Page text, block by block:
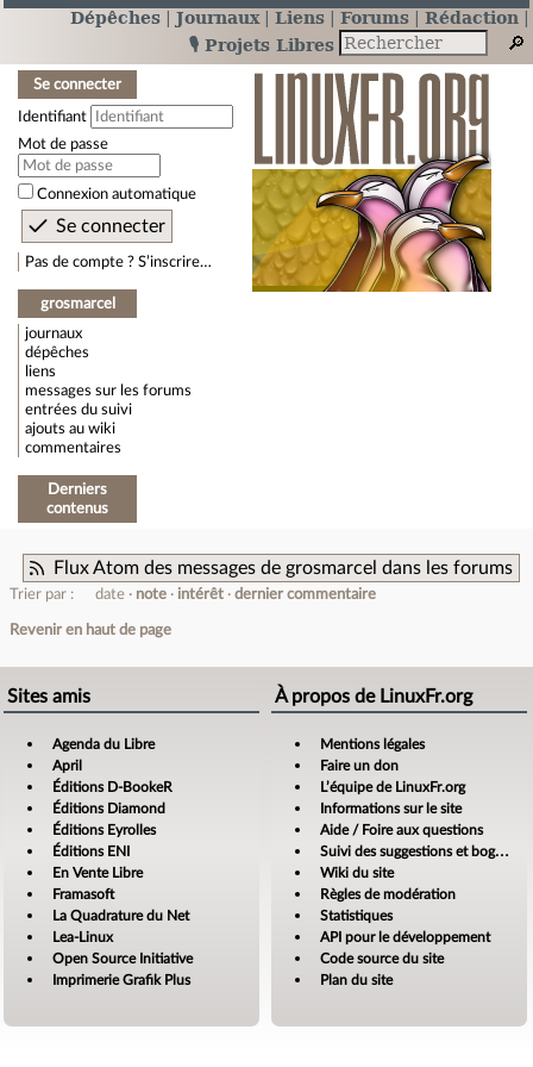
Dépêches Journaux Liens Forums
Rédaction
🎙️ Projets Libres
Se connecter
Identifiant
Mot de passe
Connexion automatique
Pas de compte ? S’inscrire…
grosmarcel
journaux
dépêches
liens
messages sur les forums
entrées du suivi
ajouts au wiki
commentaires
Derniers
contenus
Flux Atom des messages de grosmarcel dans les forums
Trier par : date note intérêt dernier commentaire
Revenir en haut de page
Sites amis
Agenda du Libre
April
Éditions D-BookeR
Éditions Diamond
Éditions Eyrolles
Éditions ENI
En Vente Libre
Framasoft
La Quadrature du Net
Lea-Linux
Open Source Initiative
Imprimerie Grafik Plus
À propos de LinuxFr.org
Mentions légales
Faire un don
L’équipe de LinuxFr.org
Informations sur le site
Aide / Foire aux questions
Suivi des suggestions et bogues
Wiki du site
Règles de modération
Statistiques
API pour le développement
Code source du site
Plan du site